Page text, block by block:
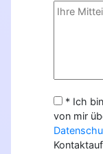
* Ich
von mir